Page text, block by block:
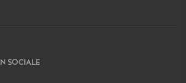
SOCIALE